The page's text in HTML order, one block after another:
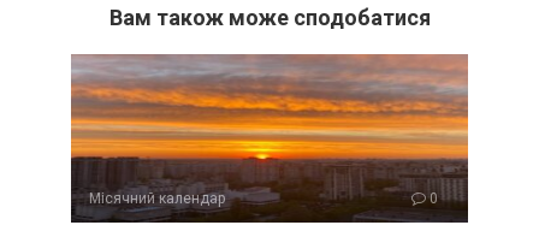
Вам також може сподобатися
Місячний календар 0